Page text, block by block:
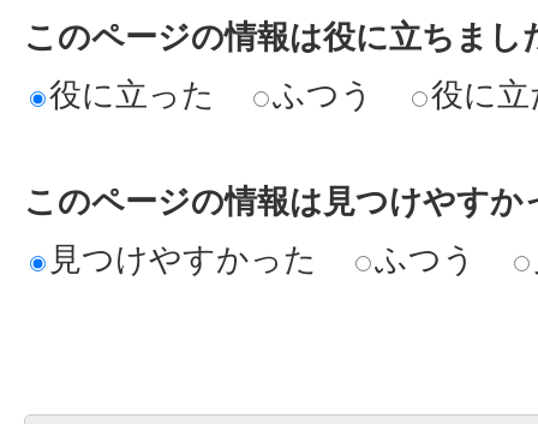
このページの情報は役に立ちまし
役に立った
ふつう 役に
このページの情報は見つけやすか
見つけやすかった
ふつう